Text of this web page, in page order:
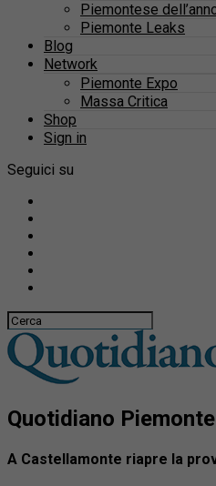
Piemontese
Piemonte Leaks
Blog
Network
Piemonte Expo
Massa Critica
Shop
Sign in
Seguici su
Quotidiano
A Castellamonte riapre la